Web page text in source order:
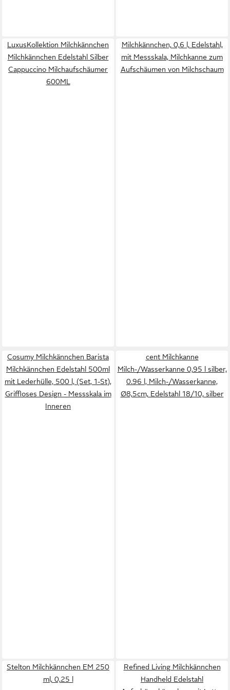
LuxusKollektion Milchkännchen
Milchkännchen Edelstahl Silber
Cappuccino Milchaufschäumer
600ML
Milchkännchen, 0,6 l, Edelstahl,
mit Messskala, Milchkanne zum
Aufschäumen von Milchschaum
Cosumy Milchkännchen Barista
Milchkännchen Edelstahl 500ml
mit Lederhülle, 500 l, (Set, 1-St),
Griffloses Design - Messskala im
Inneren
cent Milchkanne
Milch-/Wasserkanne 0,95 l silber,
0.96 l, Milch-/Wasserkanne,
Ø8,5cm, Edelstahl 18/10, silber
Stelton Milchkännchen EM 250
ml, 0,25 l
Refined Living Milchkännchen
Handheld Edelstahl